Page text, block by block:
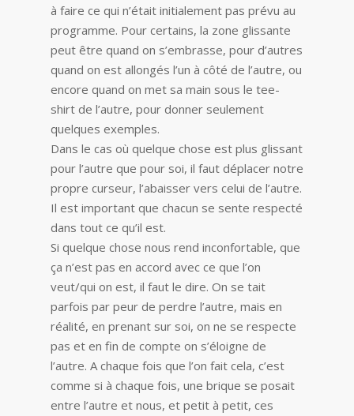
à faire ce qui n’était initialement pas prévu au
programme. Pour certains, la zone glissante
peut être quand on s’embrasse, pour d’autres
quand on est allongés l’un à côté de l’autre, ou
encore quand on met sa main sous le tee-
shirt de l’autre, pour donner seulement
quelques exemples.
Dans le cas où quelque chose est plus glissant
pour l’autre que pour soi, il faut déplacer notre
propre curseur, l’abaisser vers celui de l’autre.
Il est important que chacun se sente respecté
dans tout ce qu’il est.
Si quelque chose nous rend inconfortable, que
ça n’est pas en accord avec ce que l’on
veut/qui on est, il faut le dire. On se tait
parfois par peur de perdre l’autre, mais en
réalité, en prenant sur soi, on ne se respecte
pas et en fin de compte on s’éloigne de
l’autre. A chaque fois que l’on fait cela, c’est
comme si à chaque fois, une brique se posait
entre l’autre et nous, et petit à petit, ces